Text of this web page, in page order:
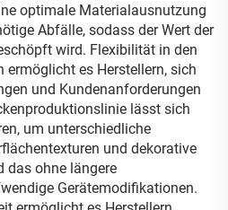
optimale Materialausnutzung
Abfälle, sodass der Wert der
wird. Flexibilität in den
es Herstellern, sich
und Kundenanforderungen
lässt sich
um unterschiedliche
und dekorative
das ohne längere
Gerätemodifikationen.